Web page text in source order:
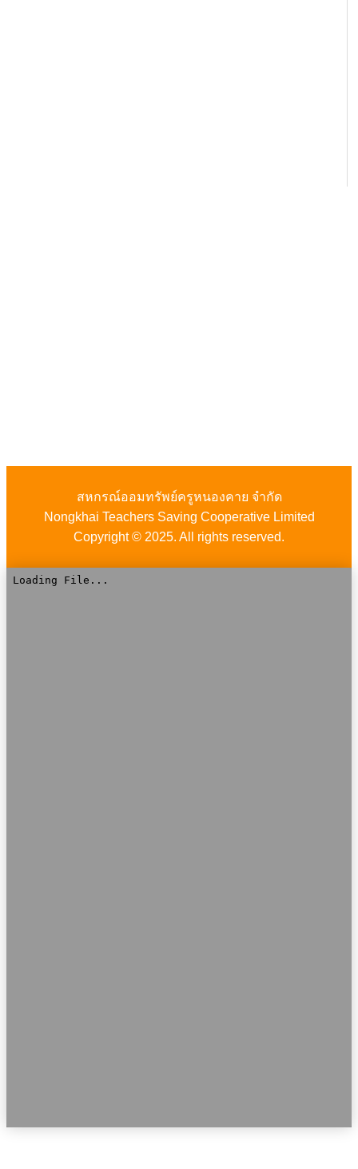
สหกรณ์ออมทรัพย์ครูหนองคาย จำกัด
Nongkhai Teachers Saving Cooperative Limited
Copyright © 2025. All rights reserved.